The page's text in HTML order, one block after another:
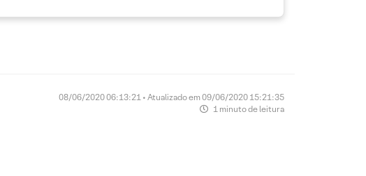
08/06/2020 06:13:21 • Atualizado em 09/06/2020 15:21:35
1 minuto de leitura